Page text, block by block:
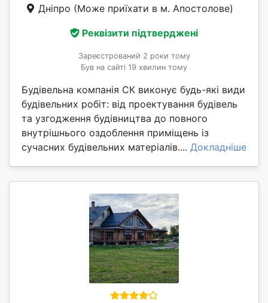
Дніпро (Може приїхати в м. Апостолове)
Реквізити підтверджені
Зареєстрований 2 роки тому
Був на сайті 19 хвилин тому
Будівельна компанія СК виконує будь-які види
будівельних робіт: від проектування будівель
та узгодження будівництва до повного
внутрішнього оздоблення приміщень із
сучасних будівельних матеріалів.... Докладніше